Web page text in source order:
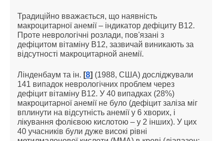
Традиційно вважається, що наявність
макроцитарної анемії – індикатор дефіциту В12.
Проте неврологічні розлади, пов'язані з
дефіцитом вітаміну В12, зазвичай виникають за
відсутності макроцитарной анемії.
Лінденбаум та ін. [8] (1988, США) досліджували
141 випадок неврологічних проблем через
дефіцит вітаміну В12. У 40 випадках (28%)
макроцитарної анемії не було (дефіцит заліза міг
вплинути на відсутність анемії у 6 хворих, і
лікування фолієвою кислотою – у 2 інших). У цих
40 учасників були дуже високі рівні